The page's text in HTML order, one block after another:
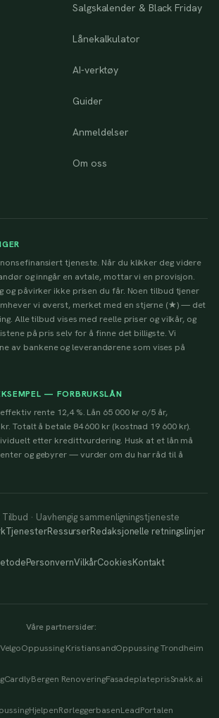
Salgskalender & Black Friday
Lånekalkulator
AI-verktøy
Guider
Anmeldelser
Om oss
tjeneste. Når du klikker deg videre
og inngår en avtale, mottar vi en provisjon.
og påvirker ikke prisen du får. Noen tilbud tjener
vi øverst, merket med en stjerne (★) — det
Alle tilbud vises med reelle priser og vilkår, og
på pris selv for å finne det billigste. Vi
av bankene og leverandørene som vises på
— FORBRUKSLÅN
rente 12,4 %. Lån 65 000 kr o/5 år,
Totalt å betale 84 600 kr (kostnad 19 600 kr).
etter kredittvurdering. Husk at et lån må
og gebyrer — vurder om du har råd til å
· Uavhengig sammenligningstjeneste
TjenesterRessurserRedaksjonelle retningslinjer
PersonvernVilkårCookiesKontakt
Våre partnersider:
VelgoOppussing KristiansandOppussing Trondheim
CardlyBergen RenoveringFasadeplateprisSnakk.ai
RørleggerbasenLeadPortalen